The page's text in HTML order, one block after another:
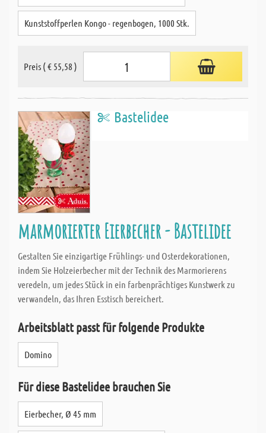
Kunststoffperlen Kongo - regenbogen, 1000 Stk.
Preis ( € 55,58 )
Bastelidee
marmorierter Eierbecher - Bastelidee
Gestalten Sie einzigartige Frühlings- und Osterdekorationen,
indem Sie Holzeierbecher mit der Technik des Marmorierens
veredeln, um jedes Stück in ein farbenprächtiges Kunstwerk zu
verwandeln, das Ihren Esstisch bereichert.
Arbeitsblatt passt für folgende Produkte
Domino
Für diese Bastelidee brauchen Sie
Eierbecher, Ø 45 mm